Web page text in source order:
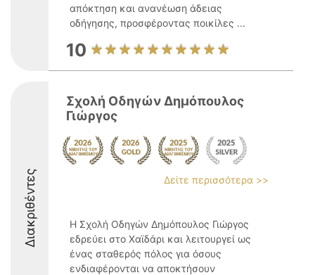
απόκτηση και ανανέωση άδειας
οδήγησης, προσφέροντας ποικίλες ...
10
Διακριθέντες
Σχολή Οδηγών Δημόπουλος
Γιώργος
Δείτε περισσότερα >>
Η Σχολή Οδηγών Δημόπουλος Γιώργος
εδρεύει στο Χαϊδάρι και λειτουργεί ως
ένας σταθερός πόλος για όσους
ενδιαφέρονται να αποκτήσουν